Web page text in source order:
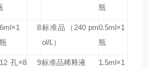
瓶
6ml×1
瓶
8标准品
（240 pm
ol/L）
0.5ml×1
瓶
12 孔×8
9标准品稀释液
1.5ml×1